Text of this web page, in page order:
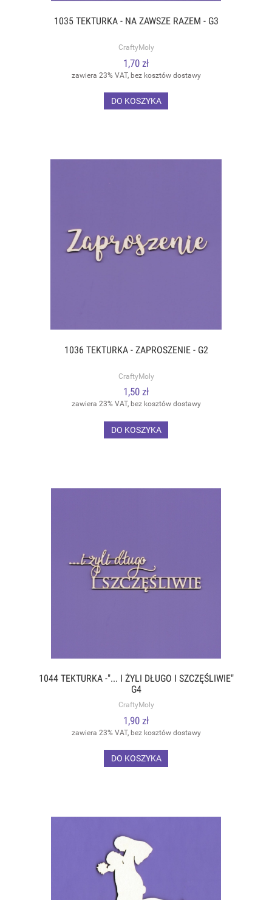
1035 TEKTURKA - NA ZAWSZE RAZEM - G3
CraftyMoly
1,70 zł
zawiera 23% VAT, bez kosztów dostawy
DO KOSZYKA
1036 TEKTURKA - ZAPROSZENIE - G2
CraftyMoly
1,50 zł
zawiera 23% VAT, bez kosztów dostawy
DO KOSZYKA
1044 TEKTURKA -"... I ŻYLI DŁUGO I SZCZĘŚLIWIE"
G4
CraftyMoly
1,90 zł
zawiera 23% VAT, bez kosztów dostawy
DO KOSZYKA